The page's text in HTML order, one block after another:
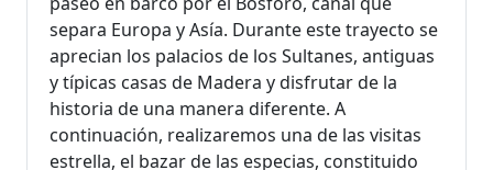
separa Europa y Asía. Durante este trayecto se
aprecian los palacios de los Sultanes, antiguas
y típicas casas de Madera y disfrutar de la
historia de una manera diferente. A
continuación, realizaremos una de las visitas
estrella, el bazar de las especias, constituido